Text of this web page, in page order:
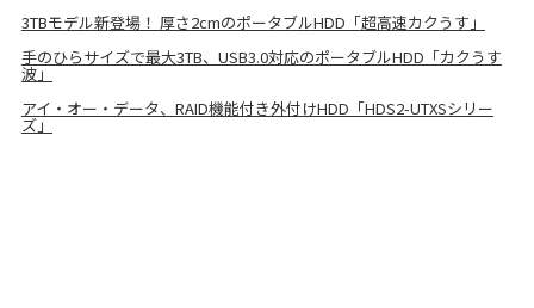
3TBモデル新登場！ 厚さ2cmのポータブルHDD「超高速カクうす」
手のひらサイズで最大3TB、USB3.0対応のポータブルHDD「カクうす
波」
アイ・オー・データ、RAID機能付き外付けHDD「HDS2-UTXSシリー
ズ」